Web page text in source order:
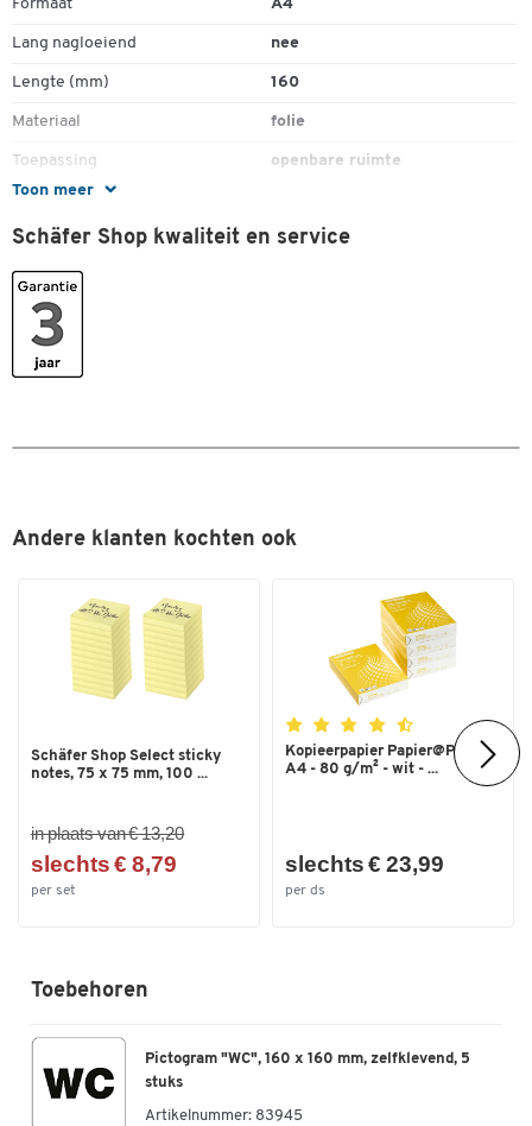
Toon meer
Formaat A4
Lang nagloeiend nee
Lengte (mm) 160
Materiaal folie
Toepassing openbare ruimte
Vorm
Zelfklevend ja
Kleuren
Kleur
Afmetingen
Schäfer Shop kwaliteit en service
Andere klanten kochten ook
Schäfer Shop Select sticky
notes, 75 x 75 mm, 100 ...
in plaats van € 13,20
slechts € 8,79
per set
Kopieerpapier Papier@Print -
A4 - 80 g/m² - wit - ...
slechts € 23,99
per ds
Toebehoren
Pictogram "WC", 160 x 160 mm, zelfklevend, 5
stuks
Artikelnummer: 83945